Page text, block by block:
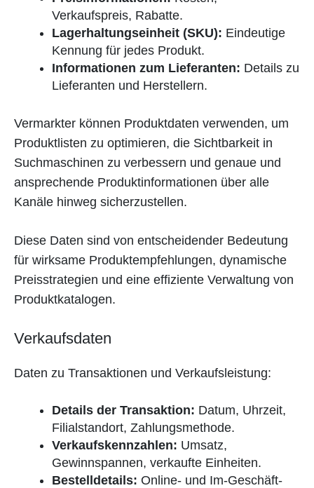
Verkaufspreis, Rabatte.
Lagerhaltungseinheit (SKU): Eindeutige
Kennung für jedes Produkt.
Informationen zum Lieferanten: Details zu
Lieferanten und Herstellern.
Vermarkter können Produktdaten verwenden, um
Produktlisten zu optimieren, die Sichtbarkeit in
Suchmaschinen zu verbessern und genaue und
ansprechende Produktinformationen über alle
Kanäle hinweg sicherzustellen.
Diese Daten sind von entscheidender Bedeutung
für wirksame Produktempfehlungen, dynamische
Preisstrategien und eine effiziente Verwaltung von
Produktkatalogen.
Verkaufsdaten
Daten zu Transaktionen und Verkaufsleistung:
Details der Transaktion: Datum, Uhrzeit,
Filialstandort, Zahlungsmethode.
Verkaufskennzahlen: Umsatz,
Gewinnspannen, verkaufte Einheiten.
Bestelldetails: Online- und Im-Geschäft-